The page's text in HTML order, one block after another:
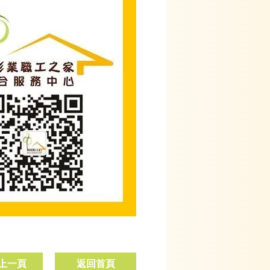
返回首頁
一頁